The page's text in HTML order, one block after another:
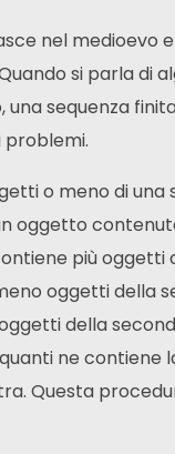
nel medioevo
si parla
sequenza
o meno di
oggetto
più
oggetti della
della
ne
Questa